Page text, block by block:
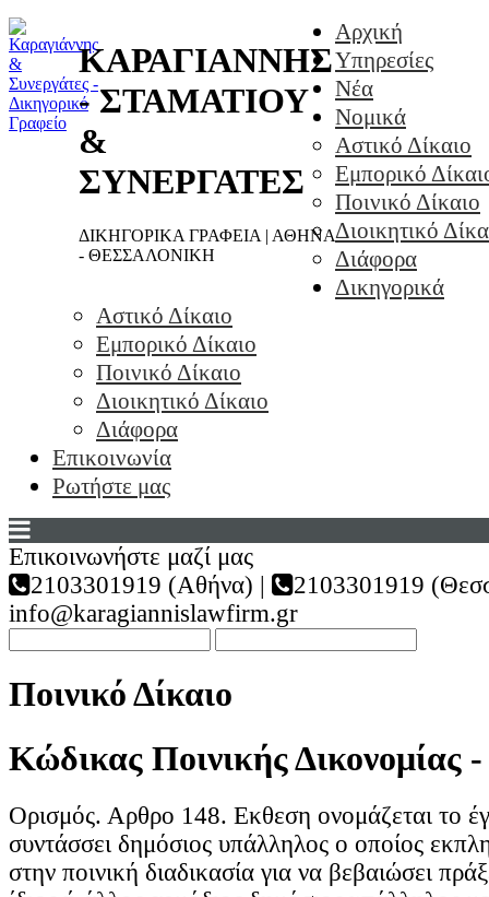
ΚΑΡΑΓΙΑΝΝΗΣ
- ΣΤΑΜΑΤΙΟΥ
&
ΣΥΝΕΡΓΑΤΕΣ
ΔΙΚΗΓΟΡΙΚΑ ΓΡΑΦΕΙΑ | ΑΘΗΝΑ
- ΘΕΣΣΑΛΟΝΙΚΗ
Αρχική
Υπηρεσίες
Νέα
Νομικά
Αστικό Δίκαιο
Εμπορικό
Ποινικό Δίκαιο
Διοικητικό
Διάφορα
Δικηγορικά
Αστικό Δίκαιο
Εμπορικό Δίκαιο
Ποινικό Δίκαιο
Διοικητικό Δίκαιο
Διάφορα
Επικοινωνία
Ρωτήστε μας
Επικοινωνήστε μαζί μας
2103301919 (Αθήνα) |
2103301919
info@karagiannislawfirm.gr
Ποινικό Δίκαιο
Κώδικας Ποινικής Δικονομίας
Ορισμός. Αρθρο 148. Εκθεση ονομάζεται το
συντάσσει δημόσιος υπάλληλος ο οποίος
στην ποινική διαδικασία για να βεβαιώσει